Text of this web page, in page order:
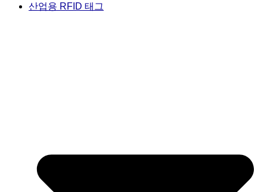
산업용 RFID 태그